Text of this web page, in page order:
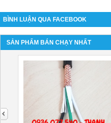
BÌNH LUẬN QUA FACEBOOK
SẢN PHẨM BÁN CHẠY NHẤT